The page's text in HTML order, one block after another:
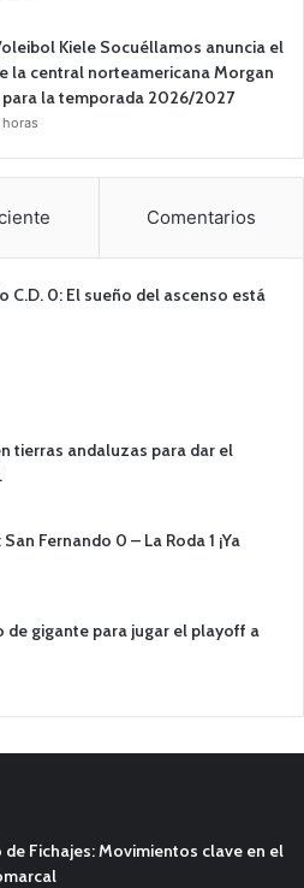
Kiele Socuéllamos anuncia el
la central norteamericana Morgan
la temporada 2026/2027
horas
Comentarios
C.D. 0: El sueño del ascenso está
tierras andaluzas para dar el
Fernando 0 – La Roda 1 ¡Ya
de gigante para jugar el playoff a
de Fichajes: Movimientos clave en el